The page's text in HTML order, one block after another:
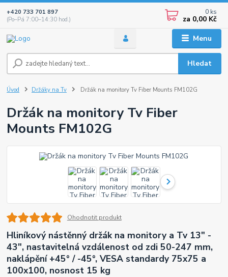
Menu
Hledat
+420 733 701 897
(Po–Pá 7:00–14:30 hod.)
0 ks
za 0,00 Kč
Úvod Držáky na Tv Držák na monitory Tv Fiber Mounts FM102G
Držák na monitory Tv Fiber
Mounts FM102G
Ohodnotit produkt
Hliníkový nástěnný držák na monitory a Tv 13" -
43", nastavitelná vzdálenost od zdi 50-247 mm,
naklápění +45° / -45°, VESA standardy 75x75 a
100x100, nosnost 15 kg